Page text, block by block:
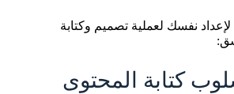
نفسك لعملية تصميم وكتابة
كتابة المحتوى